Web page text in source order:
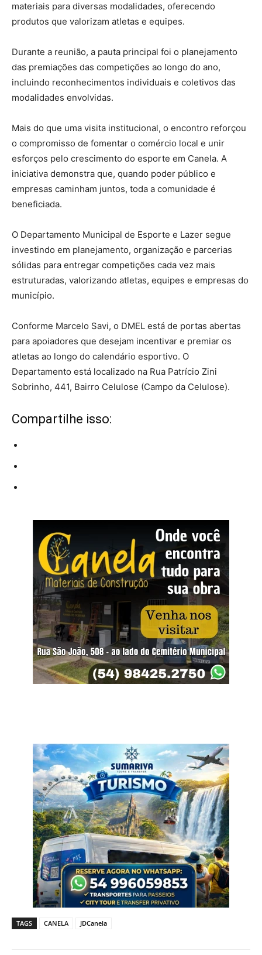
materiais para diversas modalidades, oferecendo
produtos que valorizam atletas e equipes.
Durante a reunião, a pauta principal foi o planejamento
das premiações das competições ao longo do ano,
incluindo reconhecimentos individuais e coletivos das
modalidades envolvidas.
Mais do que uma visita institucional, o encontro reforçou
o compromisso de fomentar o comércio local e unir
esforços pelo crescimento do esporte em Canela. A
iniciativa demonstra que, quando poder público e
empresas caminham juntos, toda a comunidade é
beneficiada.
O Departamento Municipal de Esporte e Lazer segue
investindo em planejamento, organização e parcerias
sólidas para entregar competições cada vez mais
estruturadas, valorizando atletas, equipes e empresas do
município.
Conforme Marcelo Savi, o DMEL está de portas abertas
para apoiadores que desejam incentivar e premiar os
atletas ao longo do calendário esportivo. O
Departamento está localizado na Rua Patrício Zini
Sobrinho, 441, Bairro Celulose (Campo da Celulose).
Compartilhe isso:
TAGS CANELA JDCanela